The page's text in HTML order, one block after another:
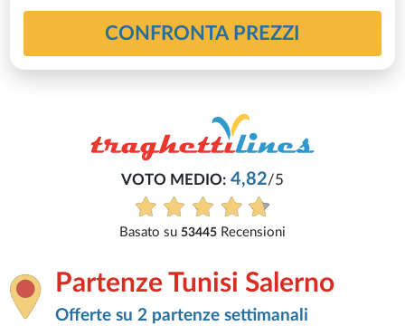
CONFRONTA PREZZI
VOTO MEDIO:4,82/5
Basato su53445Recensioni
Partenze Tunisi Salerno
Offerte su 2 partenze settimanali